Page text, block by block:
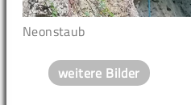
Neonstaub
weitere Bilder